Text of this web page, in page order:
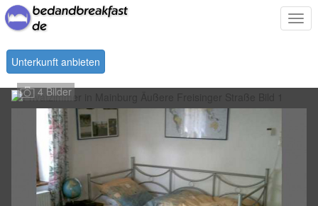
Unterkunft anbieten
4 Bilder